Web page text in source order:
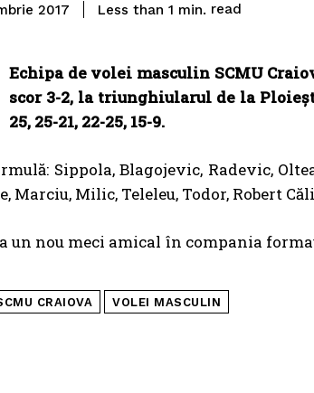
2017 Less than 1 min. read
Echipa de volei masculin SCMU
scor 3-2, la triunghiularul de la
25, 25-21, 22-25, 15-9.
Sippola, Blagojevic, Radevic,
Marciu, Milic, Teleleu, Todor, Robert
un nou meci amical în compania
CRAIOVA VOLEI MASCULIN